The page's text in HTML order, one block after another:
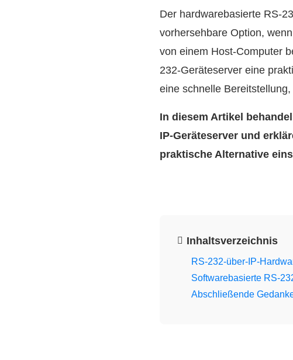
Der hardwarebasierte RS-
vorhersehbare Option,
von einem Host-Computer
232-Geräteserver eine
eine schnelle
In diesem Artikel
IP-Geräteserver und
praktische Alternative
Inhaltsverzeichnis
RS-232-über-IP-
Softwarebasierte RS-
Abschließende